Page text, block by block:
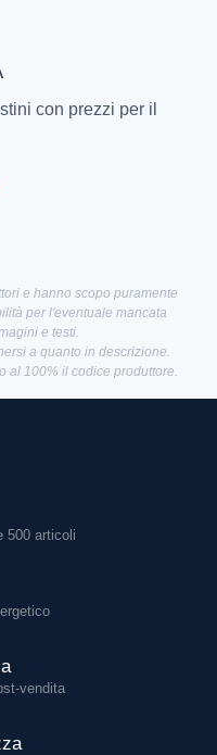
con prezzi per il
e hanno scopo puramente
per l'eventuale mancata
e testi.
a quanto in descrizione.
al 100% il codice produttore.
500 articoli
vendita